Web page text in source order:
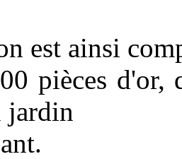
est ainsi
pièces d'or,
jardin